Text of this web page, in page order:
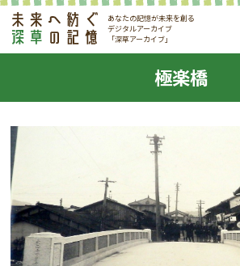
あなたの記憶が未来を創る
デジタルアーカイブ
「深草アーカイブ」
極楽橋